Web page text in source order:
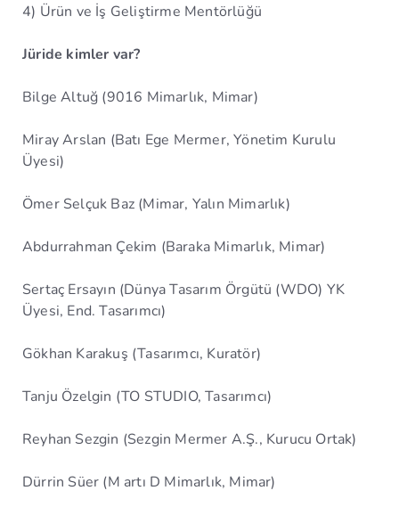
4) Ürün ve İş Geliştirme Mentörlüğü
Jüride kimler var?
Bilge Altuğ (9016 Mimarlık, Mimar)
Miray Arslan (Batı Ege Mermer, Yönetim Kurulu
Üyesi)
Ömer Selçuk Baz (Mimar, Yalın Mimarlık)
Abdurrahman Çekim (Baraka Mimarlık, Mimar)
Sertaç Ersayın (Dünya Tasarım Örgütü (WDO) YK
Üyesi, End. Tasarımcı)
Gökhan Karakuş (Tasarımcı, Kuratör)
Tanju Özelgin (TO STUDIO, Tasarımcı)
Reyhan Sezgin (Sezgin Mermer A.Ş., Kurucu Ortak)
Dürrin Süer (M artı D Mimarlık, Mimar)